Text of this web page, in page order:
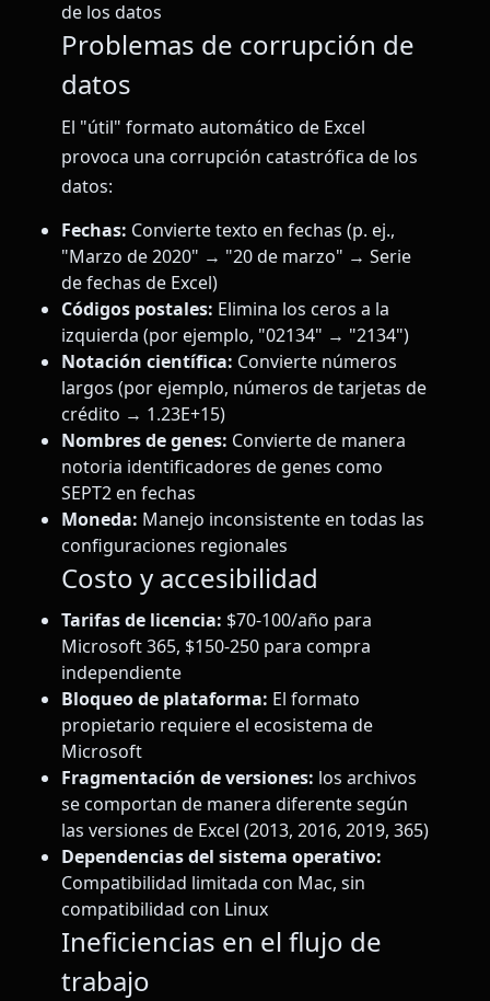
de los datos
Problemas de corrupción de
datos
El "útil" formato automático de Excel
provoca una corrupción catastrófica de los
datos:
Fechas: Convierte texto en fechas (p. ej.,
"Marzo de 2020" → "20 de marzo" → Serie
de fechas de Excel)
Códigos postales: Elimina los ceros a la
izquierda (por ejemplo, "02134" → "2134")
Notación científica: Convierte números
largos (por ejemplo, números de tarjetas de
crédito → 1.23E+15)
Nombres de genes: Convierte de manera
notoria identificadores de genes como
SEPT2 en fechas
Moneda: Manejo inconsistente en todas las
configuraciones regionales
Costo y accesibilidad
Tarifas de licencia: $70-100/año para
Microsoft 365, $150-250 para compra
independiente
Bloqueo de plataforma: El formato
propietario requiere el ecosistema de
Microsoft
Fragmentación de versiones: los archivos
se comportan de manera diferente según
las versiones de Excel (2013, 2016, 2019, 365)
Dependencias del sistema operativo:
Compatibilidad limitada con Mac, sin
compatibilidad con Linux
Ineficiencias en el flujo de
trabajo